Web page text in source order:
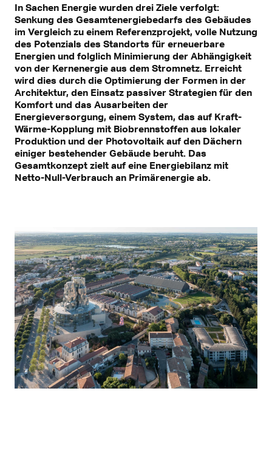
In Sachen Energie wurden drei Ziele verfolgt:
Senkung des Gesamtenergiebedarfs des Gebäudes
im Vergleich zu einem Referenzprojekt, volle Nutzung
des Potenzials des Standorts für erneuerbare
Energien und folglich Minimierung der Abhängigkeit
von der Kernenergie aus dem Stromnetz. Erreicht
wird dies durch die Optimierung der Formen in der
Architektur, den Einsatz passiver Strategien für den
Komfort und das Ausarbeiten der
Energieversorgung, einem System, das auf Kraft-
Wärme-Kopplung mit Biobrennstoffen aus lokaler
Produktion und der Photovoltaik auf den Dächern
einiger bestehender Gebäude beruht. Das
Gesamtkonzept zielt auf eine Energiebilanz mit
Netto-Null-Verbrauch an Primärenergie ab.